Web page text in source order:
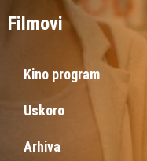
Filmovi
Kino program
Uskoro
Arhiva